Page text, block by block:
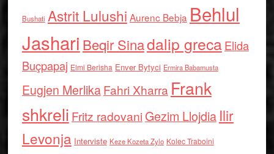
Bushati Astrit Lulushi Aurenc Bebja Behlul
Jashari Beqir Sinadalip grecaElida
Buçpapaj Elmi Berisha Enver Bytyci Ermira Babamusta
Eugjen MerlikaFahri Xharra Frank
shkreli Fritz radovaniGezim Llojdia Ilir
Levonja Interviste Keze Kozeta Zylo Kolec Traboini